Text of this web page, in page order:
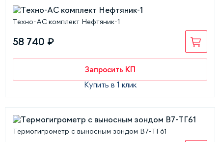
Техно-АС комплект Нефтяник-1
58 740 ₽
Запросить КП
Купить в 1 клик
Термогигрометр с выносным зондом В7-ТГ61